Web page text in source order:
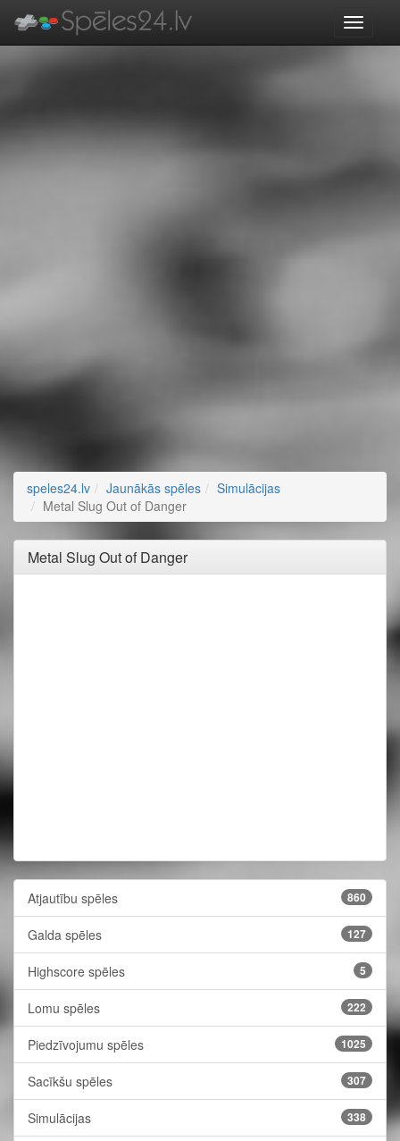
speles24.lv Jaunākās spēles
Simulācijas
Metal Slug Out of Danger
Metal Slug Out of Danger
Atjautību spēles 860
Galda spēles 127
Highscore spēles 5
Lomu spēles 222
Piedzīvojumu spēles 1025
Sacīkšu spēles 307
Simulācijas 338